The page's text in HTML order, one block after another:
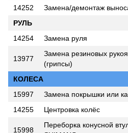
14252 Замена/демонтаж
РУЛЬ
14254
Замена руля
13977
Замена резиновых
(грипсы)
КОЛЕСА
15997
Замена покрышки или
14255
Центровка колёс
15998
Переборка конусной